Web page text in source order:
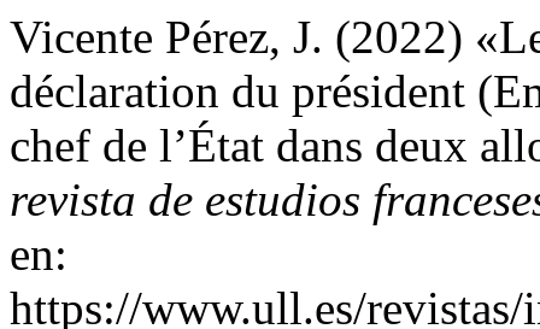
Vicente Pérez, J. (2022)
déclaration du président
chef de l’État dans deux
revista de estudios
en:
https://www.ull.es/